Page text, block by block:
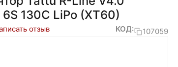
130C LiPo (XT60)
отзыв КОД: 107059